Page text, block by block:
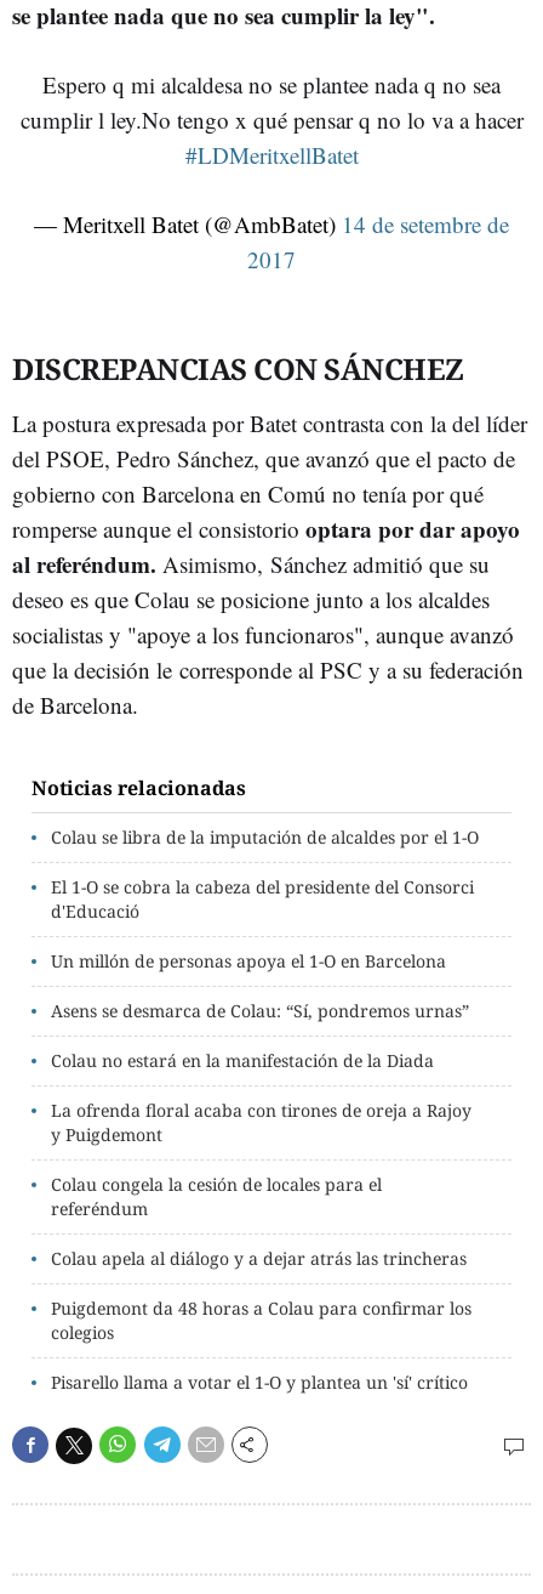
se plantee nada que no sea cumplir la ley".
Espero q mi alcaldesa no se plantee nada q no sea
cumplir l ley.No tengo x qué pensar q no lo va a hacer
#LDMeritxellBatet
— Meritxell Batet (@AmbBatet) 14 de setembre de
2017
DISCREPANCIAS CON SÁNCHEZ
La postura expresada por Batet contrasta con la del líder
del PSOE, Pedro Sánchez, que avanzó que el pacto de
gobierno con Barcelona en Comú no tenía por qué
romperse aunque el consistorio optara por dar apoyo
al referéndum. Asimismo, Sánchez admitió que su
deseo es que Colau se posicione junto a los alcaldes
socialistas y "apoye a los funcionaros", aunque avanzó
que la decisión le corresponde al PSC y a su federación
de Barcelona.
Noticias relacionadas
Colau se libra de la imputación de alcaldes por el 1-O
El 1-O se cobra la cabeza del presidente del Consorci
d'Educació
Un millón de personas apoya el 1-O en Barcelona
Asens se desmarca de Colau: “Sí, pondremos urnas”
Colau no estará en la manifestación de la Diada
La ofrenda floral acaba con tirones de oreja a Rajoy
y Puigdemont
Colau congela la cesión de locales para el
referéndum
Colau apela al diálogo y a dejar atrás las trincheras
Puigdemont da 48 horas a Colau para confirmar los
colegios
Pisarello llama a votar el 1-O y plantea un 'sí' crítico